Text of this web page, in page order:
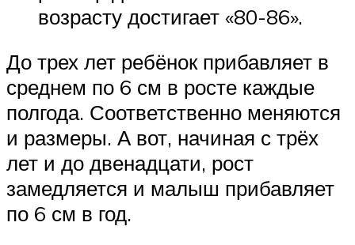
возрасту достигает «80-86».
До трех лет ребёнок прибавляет в
среднем по 6 см в росте каждые
полгода. Соответственно меняются
и размеры. А вот, начиная с трёх
лет и до двенадцати, рост
замедляется и малыш прибавляет
по 6 см в год.